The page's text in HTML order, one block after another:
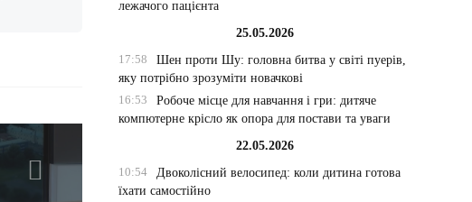
лежачого пацієнта
25.05.2026
17:58
Шен проти Шу: головна битва у світі пуерів,
яку потрібно зрозуміти новачкові
16:53
Робоче місце для навчання і гри: дитяче
компютерне крісло як опора для постави та уваги
22.05.2026
10:54
Двоколісний велосипед: коли дитина готова
їхати самостійно